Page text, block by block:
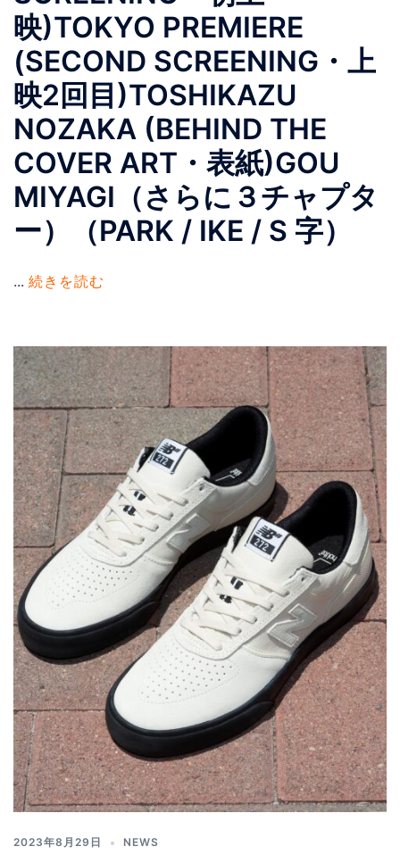
映)TOKYO PREMIERE
(SECOND SCREENING・上
映2回目)TOSHIKAZU
NOZAKA (BEHIND THE
COVER ART・表紙)GOU
MIYAGI（さらに３チャプタ
ー）（PARK / IKE / S 字）
... 続きを読む
2023年8月29日 NEWS